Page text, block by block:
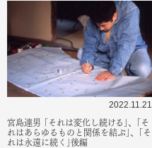
2022.11.21
宮島達男 ｢それは変化し続ける｣、｢そ
れはあらゆるものと関係を結ぶ｣、｢そ
れは永遠に続く｣後編